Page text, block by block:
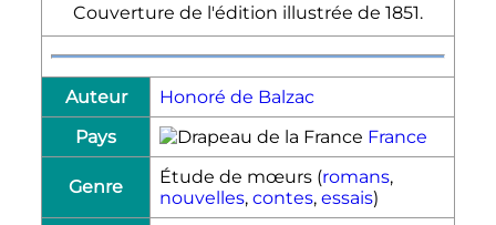
Couverture de l'édition illustrée de 1851.
Auteur
Honoré de Balzac
Pays
France
Genre Étude de mœurs (romans,
nouvelles, contes, essais)